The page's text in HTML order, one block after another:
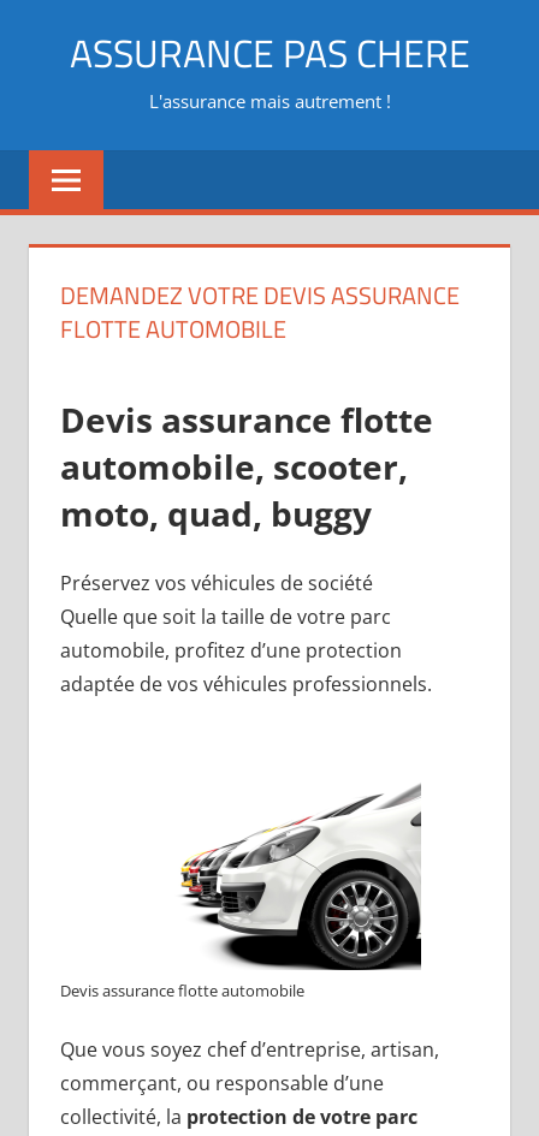
ASSURANCE PAS CHERE
L'assurance mais autrement !
DEMANDEZ VOTRE DEVIS ASSURANCE
FLOTTE AUTOMOBILE
Devis assurance flotte
automobile, scooter,
moto, quad, buggy
Préservez vos véhicules de société
Quelle que soit la taille de votre parc
automobile, profitez d’une protection
adaptée de vos véhicules professionnels.
Devis assurance flotte automobile
Que vous soyez chef d’entreprise, artisan,
commerçant, ou responsable d’une
collectivité, la protection de votre parc